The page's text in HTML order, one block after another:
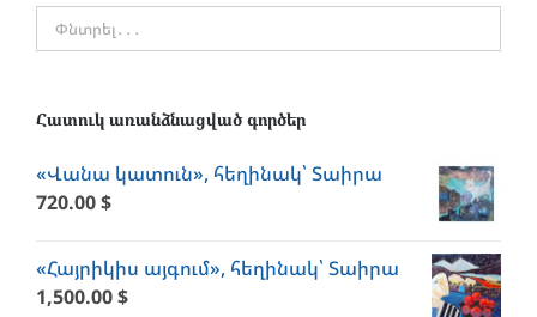
Հատուկ առանձնացված գործեր
«Վանա կատուն», հեղինակ՝ Տաիրա
720.00$
«Հայրիկիս այգում», հեղինակ՝ Տաիրա
1,500.00$